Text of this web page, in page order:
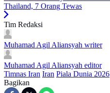
Thailand, 7 Orang Tewas
Tim Redaksi
Muhamad Agil Aliansyah writer
Muhamad Agil Aliansyah editor
Timnas Iran Iran Piala Dunia 2026
Bagikan